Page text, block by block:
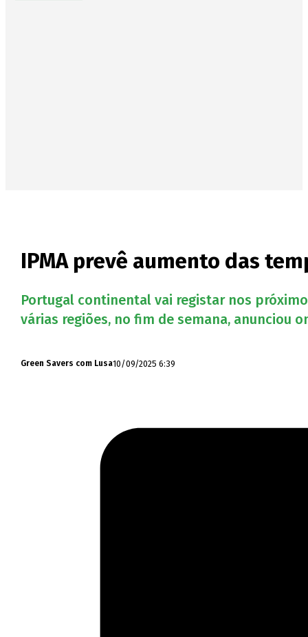
IPMA prevê aumento das
Portugal continental vai registar nos
várias regiões, no fim de semana, anunciou
Green Savers com Lusa10/09/2025 6:39